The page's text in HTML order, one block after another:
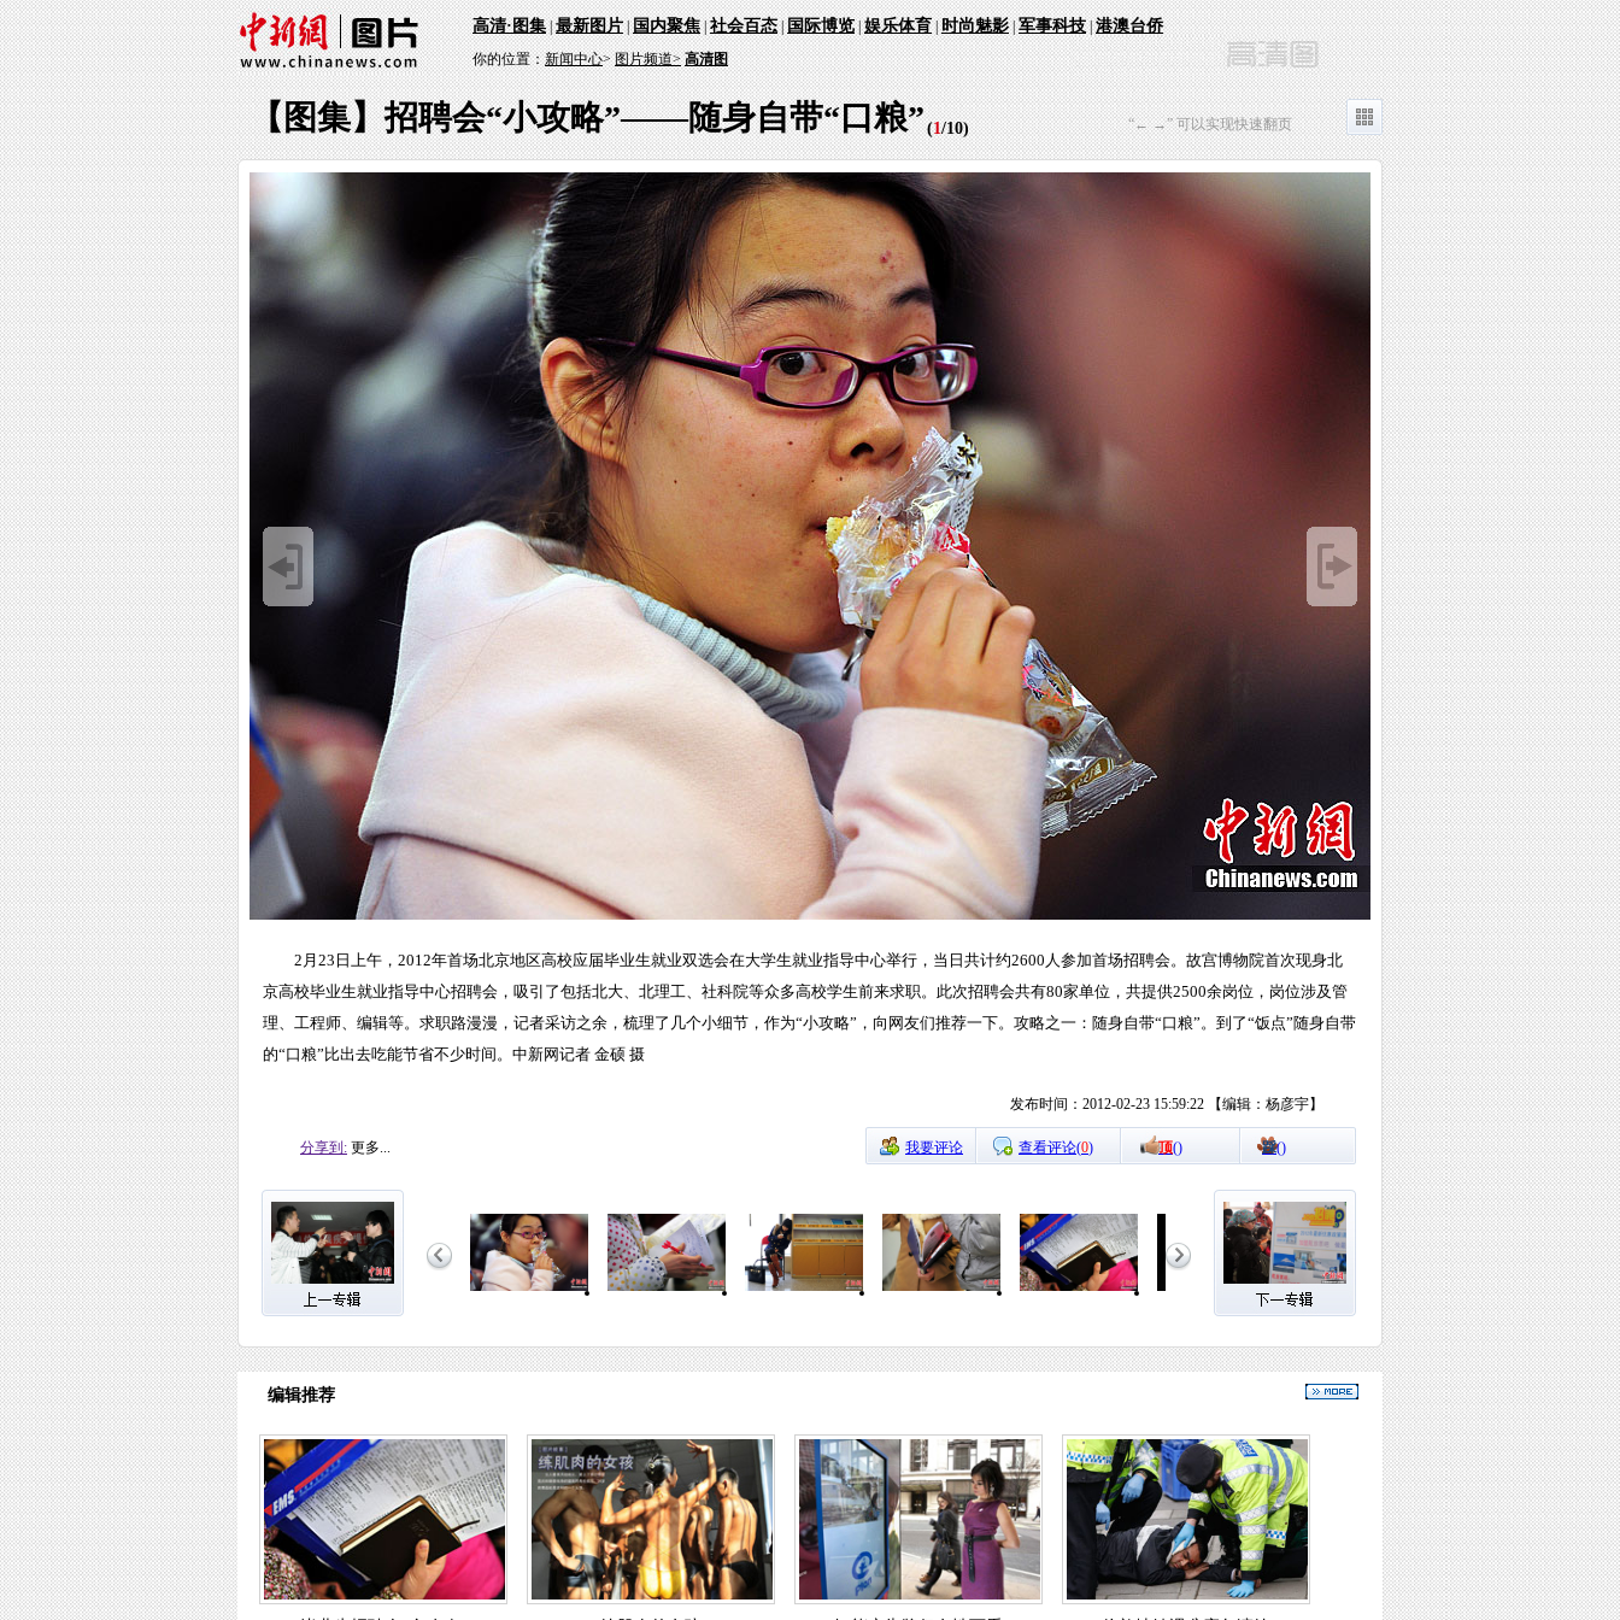
高清·图集|最新图片|国内聚焦|社会百态|国际博览|娱乐体育|时尚魅影|军事科技|港澳台侨
你的位置：新闻中心>图片频道> 高清图
【图集】招聘会“小攻略”——随身自带“口粮” (1/10) “← →” 可以实现快速翻页
2月23日上午，2012年首场北京地区高校应届毕业生就业双选会在大学生就业指导中心举行，当日共计约2600人参加首场招聘会。故宫博物院首次现身北
京高校毕业生就业指导中心招聘会，吸引了包括北大、北理工、社科院等众多高校学生前来求职。此次招聘会共有80家单位，共提供2500余岗位，岗位涉及管
理、工程师、编辑等。求职路漫漫，记者采访之余，梳理了几个小细节，作为“小攻略”，向网友们推荐一下。攻略之一：随身自带“口粮”。到了“饭点”随身自带
的“口粮”比出去吃能节省不少时间。中新网记者 金硕 摄
发布时间：2012-02-23 15:59:22 【编辑：杨彦宇】
分享到: 更多... 我要评论 查看评论(0) 顶() 踩()
编辑推荐